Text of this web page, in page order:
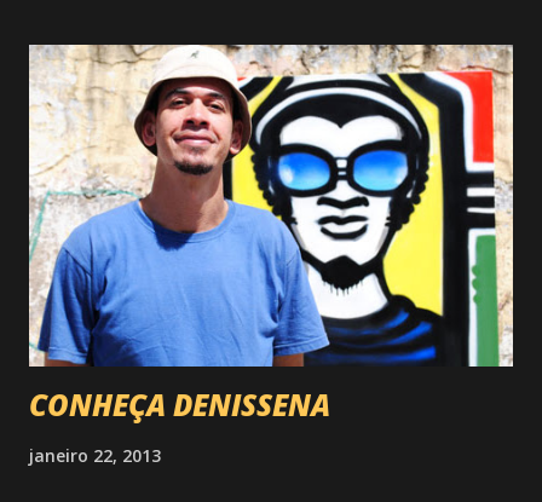
CONHEÇA DENISSENA
janeiro 22, 2013